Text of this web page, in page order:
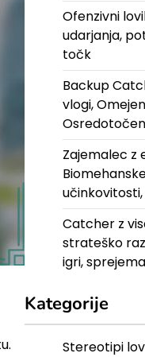
Ofenzivni
udarjanja,
točk
Backup
vlogi,
Zajemalec z
Catcher z
strateško
igri,
Kategorije
Stereotipi